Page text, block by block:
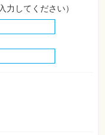
力してください）